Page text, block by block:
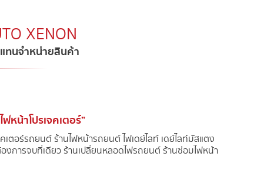
XENON​
ทนจำหน่ายสินค้า
หน้าโปรเจคเตอร์”
ตอร์รถยนต์ ร้านไฟหน้ารถยนต์ ไฟเดย์ไลท์ เดย์ไลท์มัสแตง
ารจบที่เดียว ร้านเปลี่ยนหลอดไฟรถยนต์ ร้านซ่อมไฟหน้า